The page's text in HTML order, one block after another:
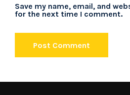
Save my name, email, and
for the next time I comment.